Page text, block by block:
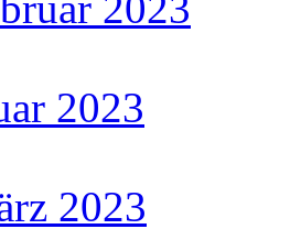
2023
2023